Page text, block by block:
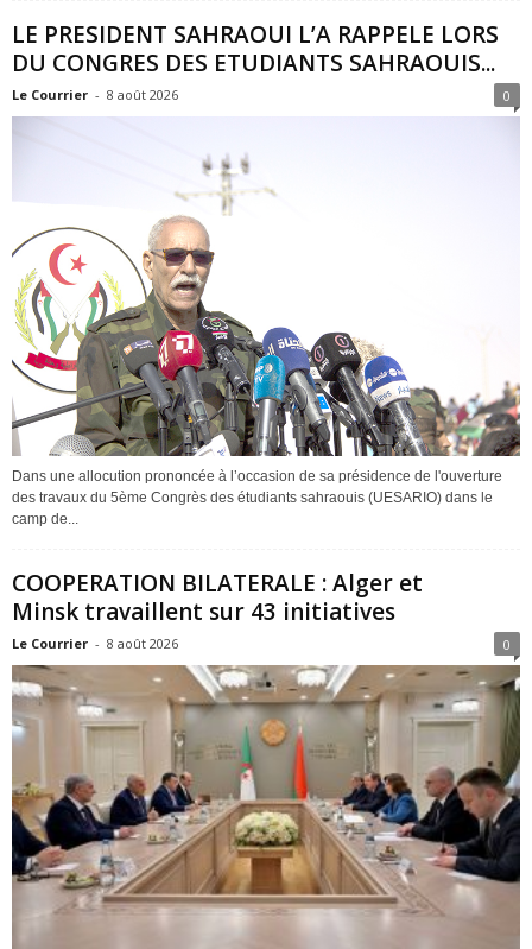
LE PRESIDENT SAHRAOUI L’A RAPPELE LORS
DU CONGRES DES ETUDIANTS SAHRAOUIS...
Le Courrier - 8 août 2026 0
Dans une allocution prononcée à l’occasion de sa présidence de l'ouverture
des travaux du 5ème Congrès des étudiants sahraouis (UESARIO) dans le
camp de...
COOPERATION BILATERALE : Alger et
Minsk travaillent sur 43 initiatives
Le Courrier - 8 août 2026 0